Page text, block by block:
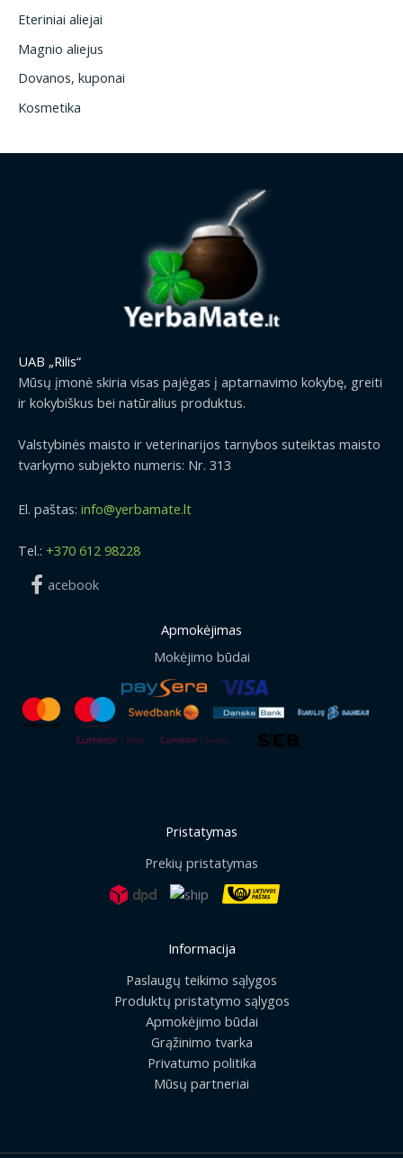
Eteriniai aliejai
Magnio aliejus
Dovanos, kuponai
Kosmetika
UAB „Rilis“
Mūsų įmonė skiria visas pajėgas į aptarnavimo kokybę, greiti
ir kokybiškus bei natūralius produktus.
Valstybinės maisto ir veterinarijos tarnybos suteiktas maisto
tvarkymo subjekto numeris: Nr. 313
El. paštas: info@yerbamate.lt
Tel.: +370 612 98228
acebook
Apmokėjimas
Mokėjimo būdai
Pristatymas
Prekių pristatymas
Informacija
Paslaugų teikimo sąlygos
Produktų pristatymo sąlygos
Apmokėjimo būdai
Grąžinimo tvarka
Privatumo politika
Mūsų partneriai